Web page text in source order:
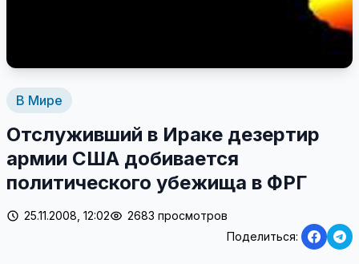
В Мире
Отслуживший в Ираке дезертир
армии США добивается
политического убежища в ФРГ
25.11.2008, 12:02
2683 просмотров
Поделиться: